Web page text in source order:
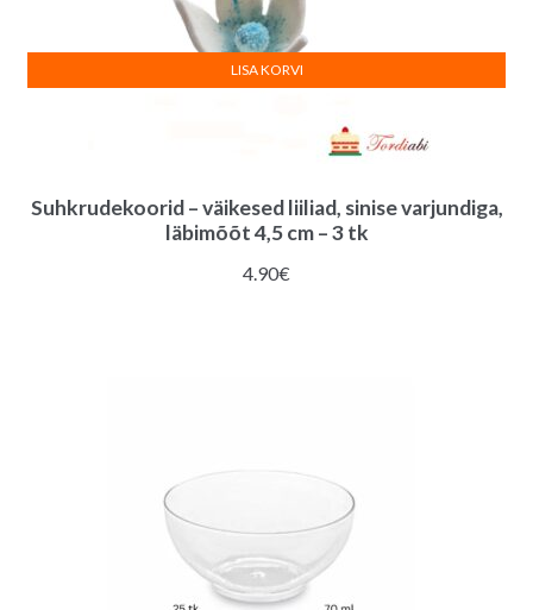
Suhkrudekoorid – väikesed liiliad, sinise varjundiga,
läbimõõt 4,5 cm – 3 tk
4.90€
LISA KORVI